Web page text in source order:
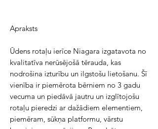
Apraksts
Ūdens rotaļu ierīce Niagara izgatavota no
kvalitatīva nerūsējošā tērauda, kas
nodrošina izturību un ilgstošu lietošanu. Šī
vienība ir piemērota bērniem no 3 gadu
vecuma un piedāvā jautru un izglītojošu
rotaļu pieredzi ar dažādiem elementiem,
piemēram, sūkņa platformu, vārstu